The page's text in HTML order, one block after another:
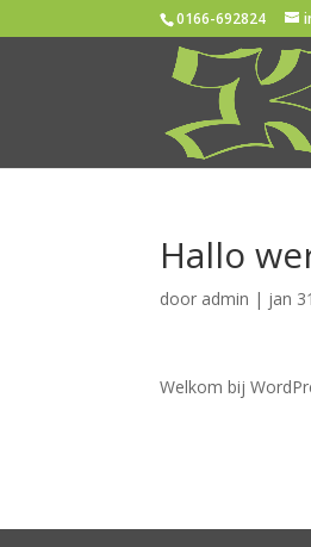
0166-692824
Hallo
door admin | jan
Welkom bij